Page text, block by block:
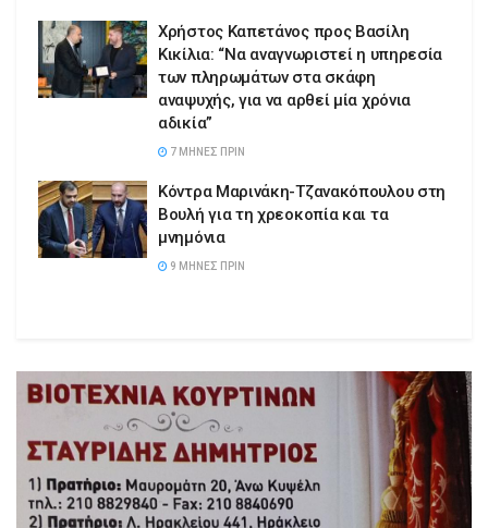
Χρήστος Καπετάνος προς Βασίλη
Κικίλια: “Να αναγνωριστεί η υπηρεσία
των πληρωμάτων στα σκάφη
αναψυχής, για να αρθεί μία χρόνια
αδικία”
7 ΜΉΝΕΣ ΠΡΙΝ
Κόντρα Μαρινάκη-Τζανακόπουλου στη
Βουλή για τη χρεοκοπία και τα
μνημόνια
9 ΜΉΝΕΣ ΠΡΙΝ